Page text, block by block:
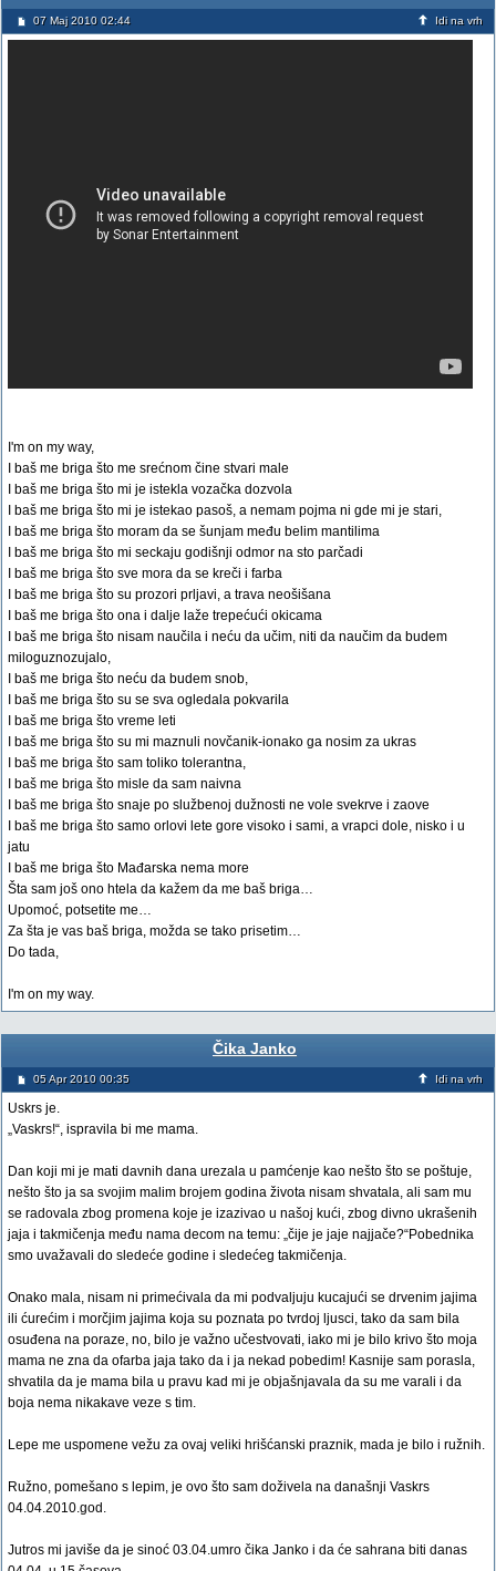
07 Maj 2010 02:44 Idi na vrh
I'm on my way,
I baš me briga što me srećnom čine stvari male
I baš me briga što mi je istekla vozačka dozvola
I baš me briga što mi je istekao pasoš, a nemam pojma ni gde mi je stari,
I baš me briga što moram da se šunjam među belim mantilima
I baš me briga što mi seckaju godišnji odmor na sto parčadi
I baš me briga što sve mora da se kreči i farba
I baš me briga što su prozori prljavi, a trava neošišana
I baš me briga što ona i dalje laže trepećući okicama
I baš me briga što nisam naučila i neću da učim, niti da naučim da budem
miloguznozujalo,
I baš me briga što neću da budem snob,
I baš me briga što su se sva ogledala pokvarila
I baš me briga što vreme leti
I baš me briga što su mi maznuli novčanik-ionako ga nosim za ukras
I baš me briga što sam toliko tolerantna,
I baš me briga što misle da sam naivna
I baš me briga što snaje po službenoj dužnosti ne vole svekrve i zaove
I baš me briga što samo orlovi lete gore visoko i sami, a vrapci dole, nisko i u
jatu
I baš me briga što Mađarska nema more
Šta sam još ono htela da kažem da me baš briga…
Upomoć, potsetite me…
Za šta je vas baš briga, možda se tako prisetim…
Do tada,
I'm on my way.
Čika Janko
05 Apr 2010 00:35 Idi na vrh
Uskrs je.
„Vaskrs!“, ispravila bi me mama.
Dan koji mi je mati davnih dana urezala u pamćenje kao nešto što se poštuje,
nešto što ja sa svojim malim brojem godina života nisam shvatala, ali sam mu
se radovala zbog promena koje je izazivao u našoj kući, zbog divno ukrašenih
jaja i takmičenja među nama decom na temu: „čije je jaje najjače?“Pobednika
smo uvažavali do sledeće godine i sledećeg takmičenja.
Onako mala, nisam ni primećivala da mi podvaljuju kucajući se drvenim jajima
ili ćurećim i morčjim jajima koja su poznata po tvrdoj ljusci, tako da sam bila
osuđena na poraze, no, bilo je važno učestvovati, iako mi je bilo krivo što moja
mama ne zna da ofarba jaja tako da i ja nekad pobedim! Kasnije sam porasla,
shvatila da je mama bila u pravu kad mi je objašnjavala da su me varali i da
boja nema nikakave veze s tim.
Lepe me uspomene vežu za ovaj veliki hrišćanski praznik, mada je bilo i ružnih.
Ružno, pomešano s lepim, je ovo što sam doživela na današnji Vaskrs
04.04.2010.god.
Jutros mi javiše da je sinoć 03.04.umro čika Janko i da će sahrana biti danas